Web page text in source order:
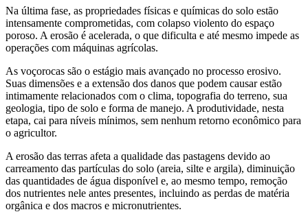
Na última fase, as propriedades físicas e químicas do solo estão
intensamente comprometidas, com colapso violento do espaço
poroso. A erosão é acelerada, o que dificulta e até mesmo impede as
operações com máquinas agrícolas.
As voçorocas são o estágio mais avançado no processo erosivo.
Suas dimensões e a extensão dos danos que podem causar estão
intimamente relacionados com o clima, topografia do terreno, sua
geologia, tipo de solo e forma de manejo. A produtividade, nesta
etapa, cai para níveis mínimos, sem nenhum retorno econômico para
o agricultor.
A erosão das terras afeta a qualidade das pastagens devido ao
carreamento das partículas do solo (areia, silte e argila), diminuição
das quantidades de água disponível e, ao mesmo tempo, remoção
dos nutrientes nele antes presentes, incluindo as perdas de matéria
orgânica e dos macros e micronutrientes.